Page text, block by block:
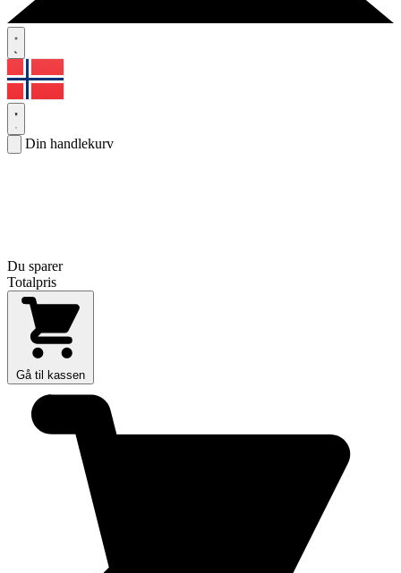
Din handlekurv
Du sparer
Totalpris
Gå til kassen